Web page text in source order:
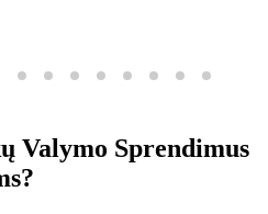
Valymo Sprendimus